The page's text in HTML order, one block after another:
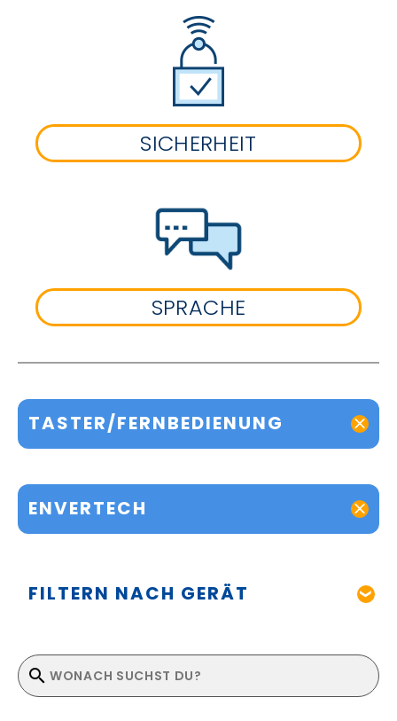
SICHERHEIT
SPRACHE
TASTER/FERNBEDIENUNG
ENVERTECH
FILTERN NACH GERÄT